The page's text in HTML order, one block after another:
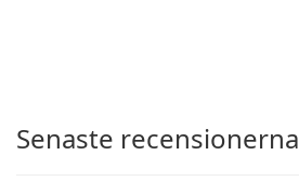
Senaste recensionerna